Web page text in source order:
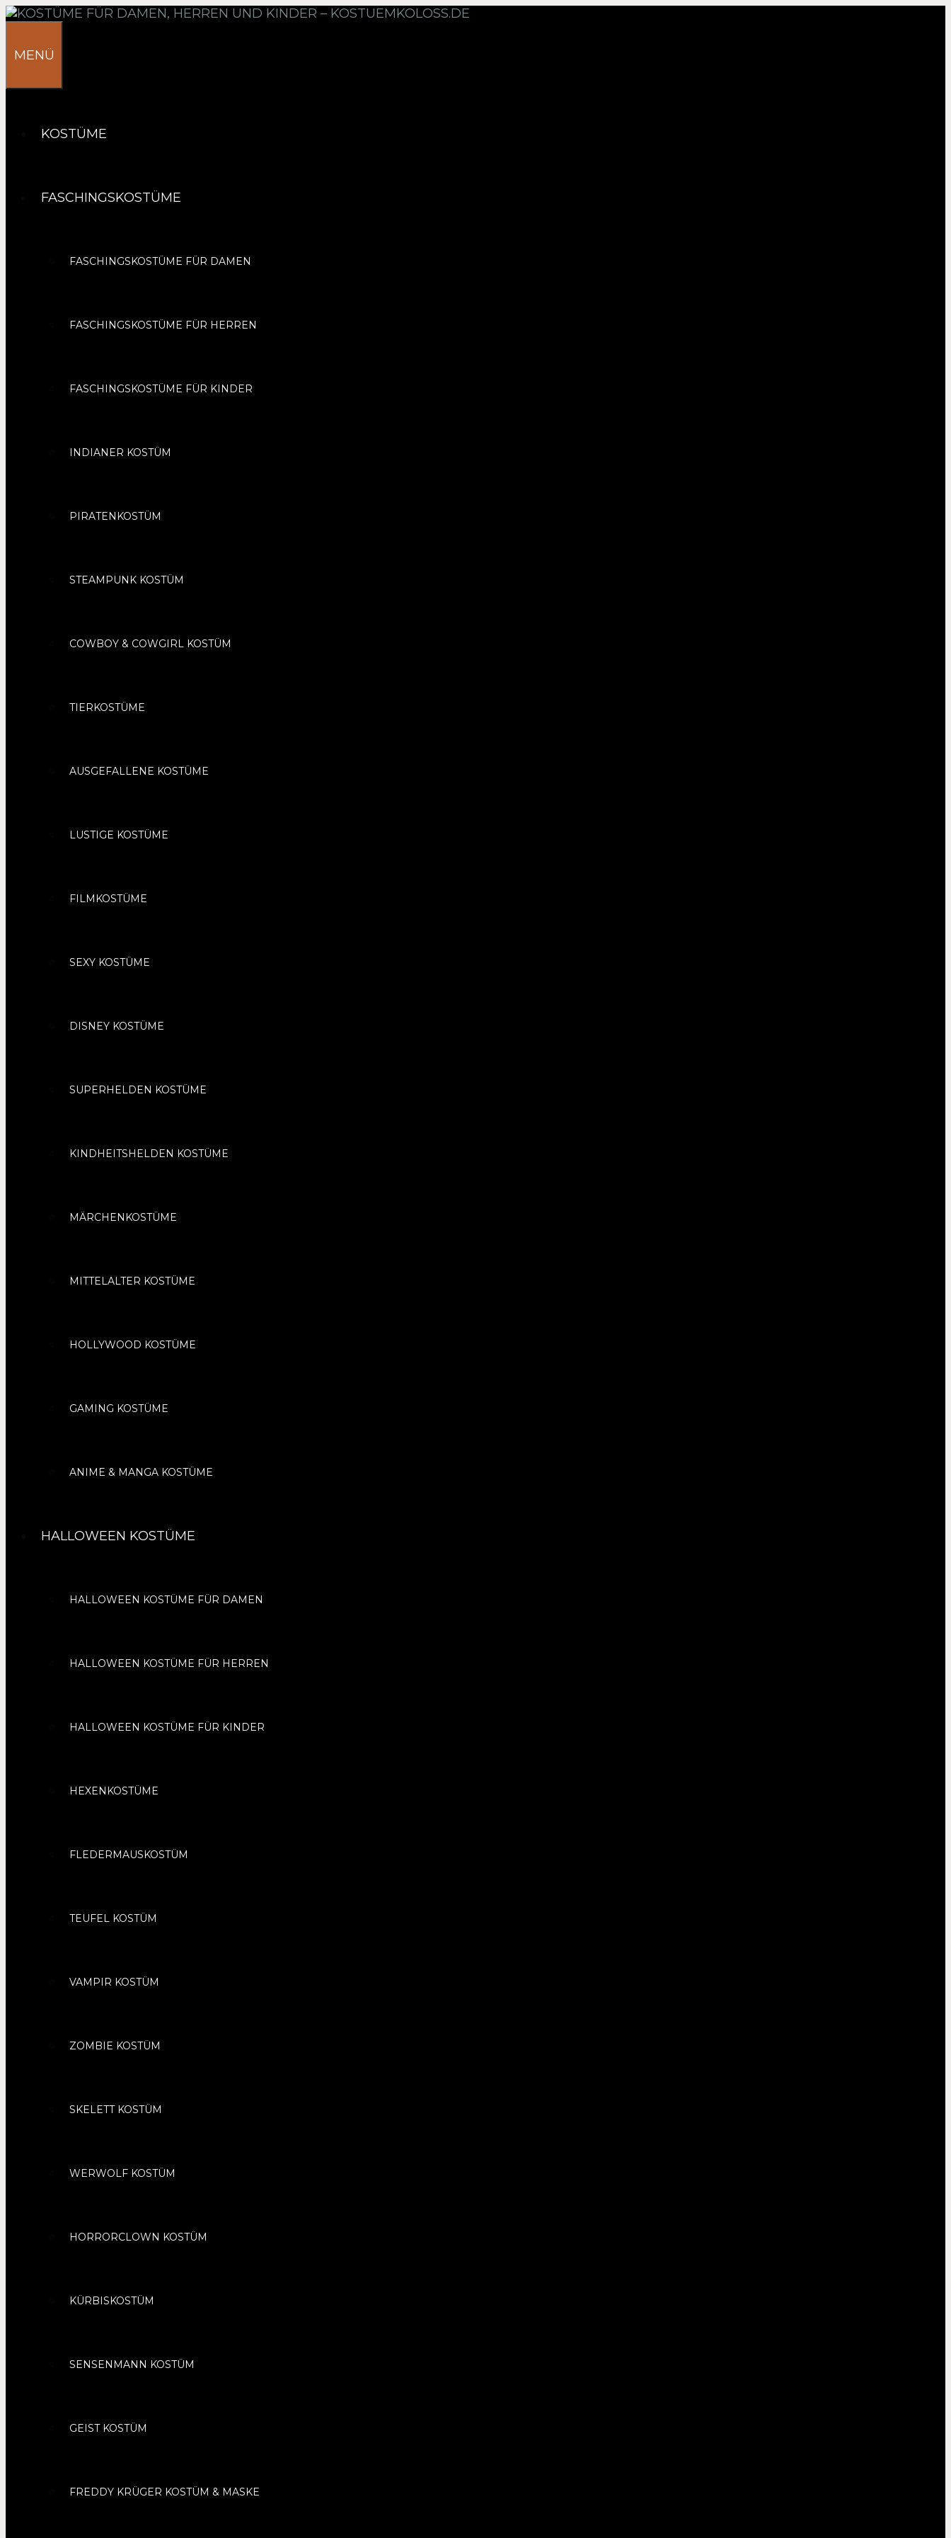
Springe
MENÜ
KOSTÜME
FASCHINGSKOSTÜME
FASCHINGSKOSTÜME FÜR DAMEN
FASCHINGSKOSTÜME FÜR HERREN
FASCHINGSKOSTÜME FÜR KINDER
INDIANER KOSTÜM
PIRATENKOSTÜM
STEAMPUNK KOSTÜM
COWBOY & COWGIRL KOSTÜM
TIERKOSTÜME
AUSGEFALLENE KOSTÜME
LUSTIGE KOSTÜME
FILMKOSTÜME
SEXY KOSTÜME
DISNEY KOSTÜME
SUPERHELDEN KOSTÜME
KINDHEITSHELDEN KOSTÜME
MÄRCHENKOSTÜME
MITTELALTER KOSTÜME
HOLLYWOOD KOSTÜME
GAMING KOSTÜME
ANIME & MANGA KOSTÜME
HALLOWEEN KOSTÜME
HALLOWEEN KOSTÜME FÜR DAMEN
HALLOWEEN KOSTÜME FÜR HERREN
HALLOWEEN KOSTÜME FÜR KINDER
HEXENKOSTÜME
FLEDERMAUSKOSTÜM
TEUFEL KOSTÜM
VAMPIR KOSTÜM
ZOMBIE KOSTÜM
SKELETT KOSTÜM
WERWOLF KOSTÜM
HORRORCLOWN KOSTÜM
KÜRBISKOSTÜM
SENSENMANN KOSTÜM
GEIST KOSTÜM
FREDDY KRÜGER KOSTÜM & MASKE